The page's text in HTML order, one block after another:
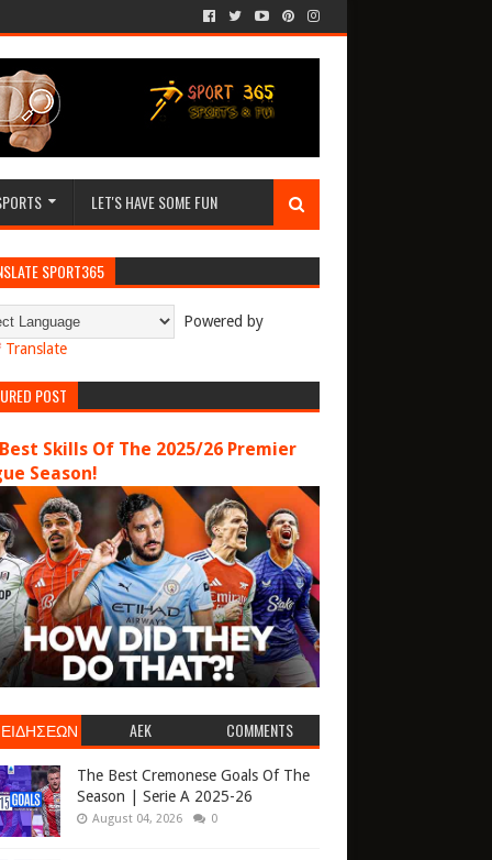
LET'S HAVE SOME FUN
SPORT365
Powered by
Translate
POST
Skills Of The 2025/26 Premier
Season!
AEK COMMENTS
The Best Cremonese Goals Of The
Season | Serie A 2025-26
August 04, 2026 0